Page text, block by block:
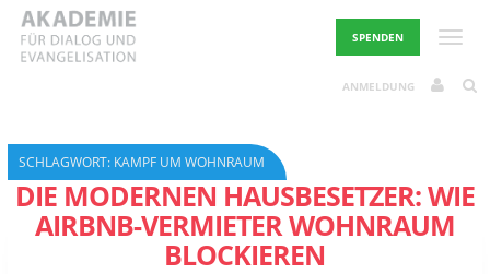
Skip
content
SPENDEN
ANMELDUNG
SCHLAGWORT: KAMPF UM WOHNRAUM
DIE MODERNEN HAUSBESETZER: WIE
AIRBNB-VERMIETER WOHNRAUM
BLOCKIEREN